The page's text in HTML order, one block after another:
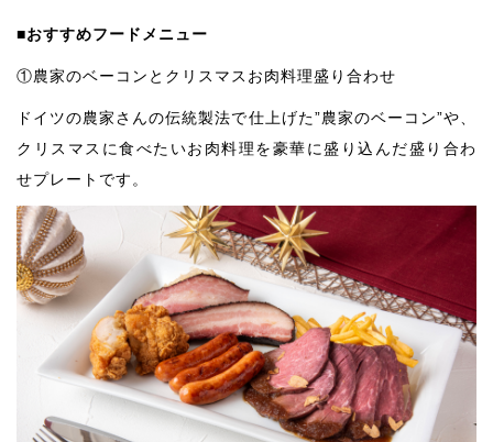
■おすすめフードメニュー
①農家のベーコンとクリスマスお肉料理盛り合わせ
ドイツの農家さんの伝統製法で仕上げた”農家のベーコン”や、
クリスマスに食べたいお肉料理を豪華に盛り込んだ盛り合わ
せプレートです。